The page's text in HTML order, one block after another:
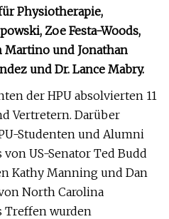
Physiotherapie,
Zoe Festa-Woods,
Martino und Jonathan
und Dr. Lance Mabry.
der HPU absolvierten 11
Vertretern. Darüber
Studenten und Alumni
US-Senator Ted Budd
Kathy Manning und Dan
North Carolina
Treffen wurden